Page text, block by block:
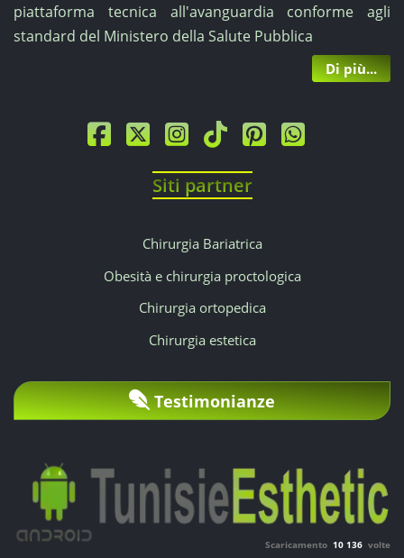
piattaforma tecnica all'avanguardia conforme agli
standard del Ministero della Salute Pubblica
Di più...
Siti partner
Chirurgia Bariatrica
Obesità e chirurgia proctologica
Chirurgia ortopedica
Chirurgia estetica
Testimonianze
Scaricamento 10 136 volte